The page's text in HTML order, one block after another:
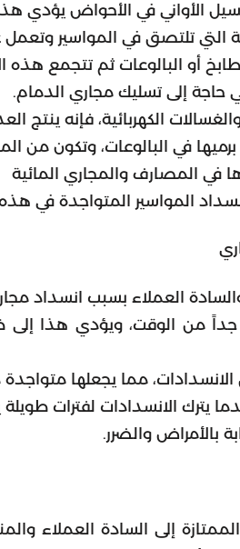
الأواني في الأحواض يؤدي
التي تلتصق في المواسير
أو البالوعات ثم تتجمع هذه
حاجة إلى تسليك مجاري الدمام.
الكهربائية، فإنه ينتج
في البالوعات، وتكون من
في المصارف والمجاري المائية
المواسير المتواجدة في
العملاء بسبب انسداد
من الوقت، ويؤدي هذا إلى
مما يجعلها
يترك الانسدادات لفترات
بالأمراض والضرر.
الممتازة إلى السادة